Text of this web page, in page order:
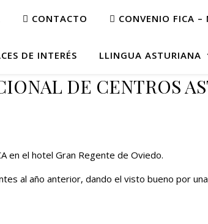
CONTACTO CONVENIO FICA
DE INTERÉS LLINGUA ASTURIANA
DE CENTROS
en el hotel Gran Regente de Oviedo.
al año anterior, dando el visto bueno por